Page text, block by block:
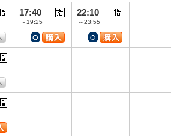
17:40
～19:25
22:10
～23:55